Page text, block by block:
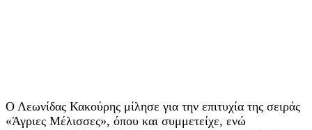
Ο Λεωνίδας Κακούρης μίλησε για την επιτυχία της σειράς
«Άγριες Μέλισσες», όπου και συμμετείχε, ενώ